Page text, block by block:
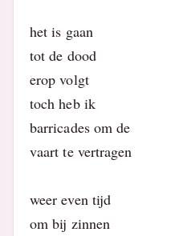
het is gaan
tot de dood
erop volgt
toch heb ik
barricades om de
vaart te vertragen
weer even tijd
om bij zinnen